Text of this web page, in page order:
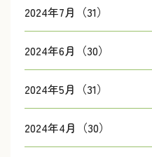
2024年7月（31）
2024年6月（30）
2024年5月（31）
2024年4月（30）